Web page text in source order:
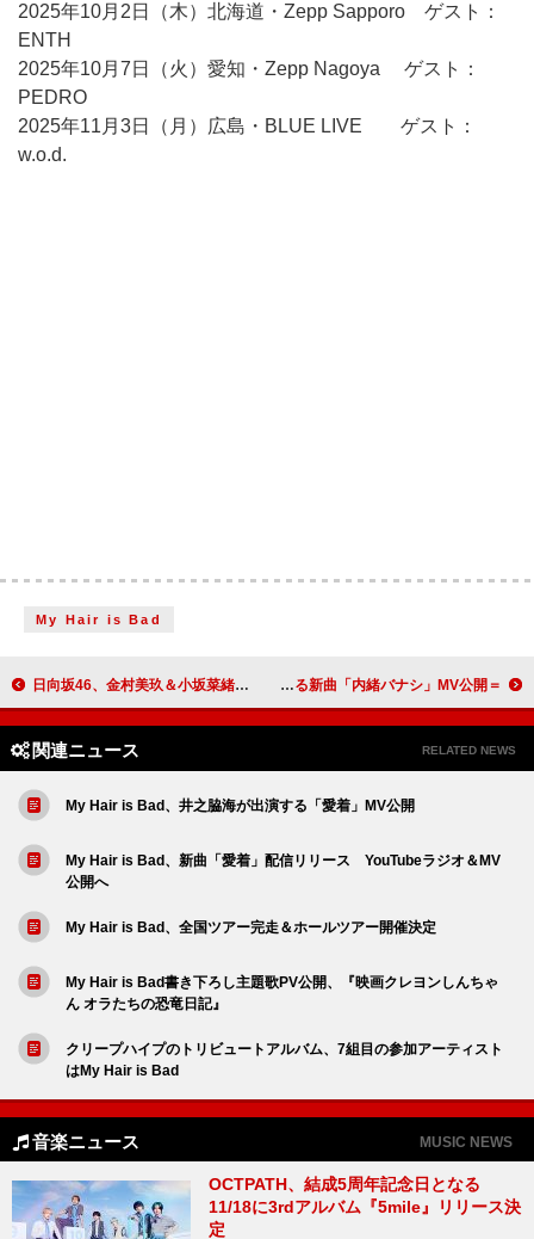
2025年10月2日（木）北海道・Zepp Sapporo ゲスト：
ENTH
2025年10月7日（火）愛知・Zepp Nagoya ゲスト：
PEDRO
2025年11月3日（月）広島・BLUE LIVE ゲスト：
w.o.d.
My Hair is Bad
日向坂46、金村美玖＆小坂菜緒がWセンターを務める15thSG『お願いバッハ！』新ビジュアル解禁 ＝LOVE、大谷映美里がセンターを務める新曲「内緒バナシ」MV公開
関連ニュース RELATED NEWS
My Hair is Bad、井之脇海が出演する「愛着」MV公開
My Hair is Bad、新曲「愛着」配信リリース YouTubeラジオ＆MV
公開へ
My Hair is Bad、全国ツアー完走＆ホールツアー開催決定
My Hair is Bad書き下ろし主題歌PV公開、『映画クレヨンしんちゃ
ん オラたちの恐竜日記』
クリープハイプのトリビュートアルバム、7組目の参加アーティスト
はMy Hair is Bad
音楽ニュース MUSIC NEWS
OCTPATH、結成5周年記念日となる
11/18に3rdアルバム『5mile』リリース決
定